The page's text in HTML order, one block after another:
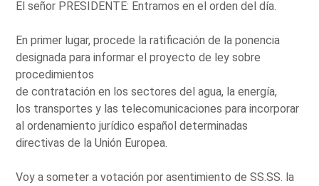
El señor PRESIDENTE: Entramos en el orden del día.
En primer lugar, procede la ratificación de la ponencia
designada para informar el proyecto de ley sobre
procedimientos
de contratación en los sectores del agua, la energía,
los transportes y las telecomunicaciones para incorporar
al ordenamiento jurídico español determinadas
directivas de la Unión Europea.
Voy a someter a votación por asentimiento de SS.SS. la